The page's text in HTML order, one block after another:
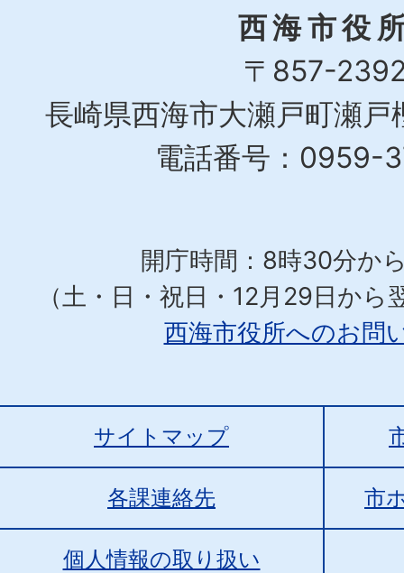
西海市役
〒857-
長崎県西海市大瀬戸町瀬
電話番号：0959-
開庁時間：8時30分か
（土・日・祝日・12月29日から
西海市役所へのお問
サイトマップ
各課連絡先 市
個人情報の取り扱い